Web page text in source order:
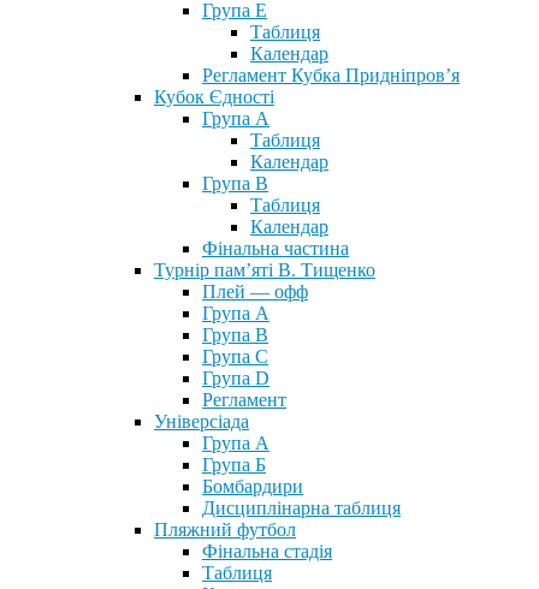
Група Е
Таблиця
Календар
Регламент Кубка Придніпров’я
Кубок Єдності
Група А
Таблиця
Календар
Група В
Таблиця
Календар
Фінальна частина
Турнір пам’яті В. Тищенко
Плей — офф
Група А
Група B
Група С
Група D
Регламент
Універсіада
Група А
Група Б
Бомбардири
Дисциплінарна таблиця
Пляжний футбол
Фінальна стадія
Таблиця